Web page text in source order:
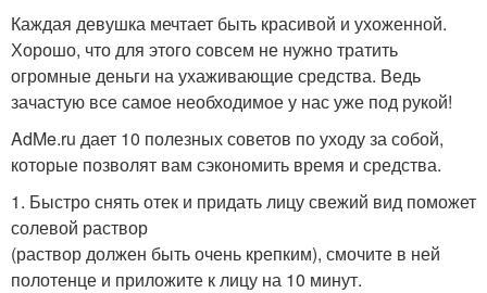
Каждая девушка мечтает быть красивой и ухоженной.
Хорошо, что для этого совсем не нужно тратить
огромные деньги на ухаживающие средства. Ведь
зачастую все самое необходимое у нас уже под рукой!
AdMe.ru дает 10 полезных советов по уходу за собой,
которые позволят вам сэкономить время и средства.
1. Быстро снять отек и придать лицу свежий вид поможет
солевой раствор
(раствор должен быть очень крепким), смочите в ней
полотенце и приложите к лицу на 10 минут.